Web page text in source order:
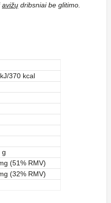
avižų dribsniai be glitimo.
370 kcal
g
(51% RMV)
(32% RMV)